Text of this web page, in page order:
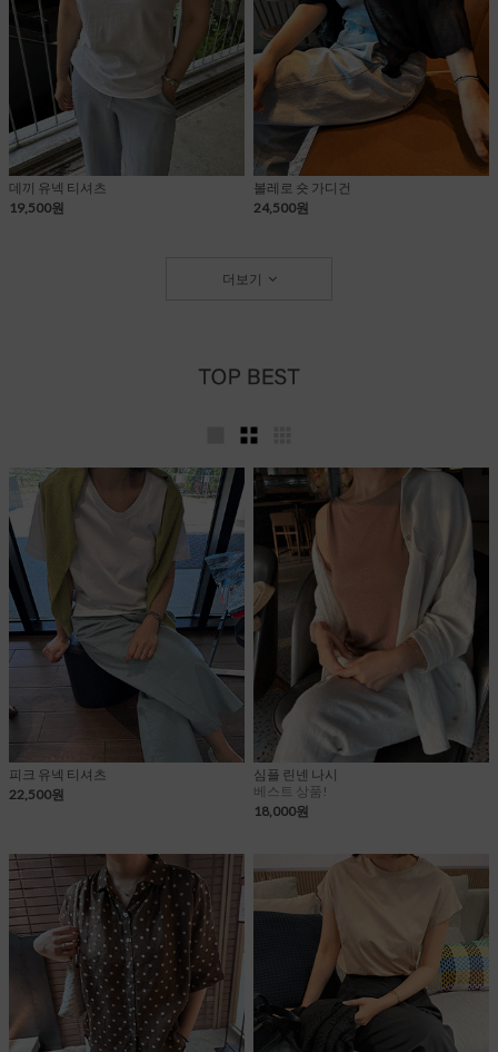
데끼 유넥 티셔츠
19,500원
볼레로 숏 가디건
24,500원
더보기
피크 유넥 티셔츠
22,500원
심플 린넨 나시
베스트 상품!
18,000원